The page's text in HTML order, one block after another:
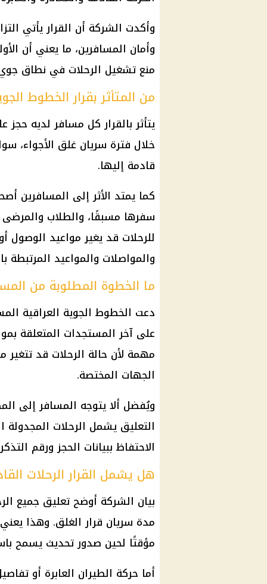
وأكدت الشركة أن القرار يأتي
وأمان المسافرين، ما يعني أن
منع تشغيل الرحلات في نطاق جوي
من المتأثر بقرار الخطوط
يتأثر بالقرار كل مسافر لديه حجز
خلال فترة سريان غلق الأجواء،
قادمة إليها.
كما يمتد الأثر إلى المسافرين
سفرها مسبقًا، والطلاب والمرضى
للرحلات قد يغير مواعيد الوصول
والمواصلات والمواعيد المرتبطة
ما الخطوة المطلوبة من
دعت الخطوط الجوية العراقية
على آخر المستجدات المتعلقة
مهمة لأن حالة الرحلات قد
الجهات المختصة.
ويُفضل ألا يتوجه المسافر إلى
التعليق يشمل الرحلات المجدولة
الاحتفاظ ببيانات الحجز ورقم
هل يشمل القرار الرحلات
بيان الشركة أوضح تعليق جميع
مدة سريان قرار الغلق. وهذا
مؤقتًا لحين صدور تحديث يسمح
أما حركة الطيران العابرة أو